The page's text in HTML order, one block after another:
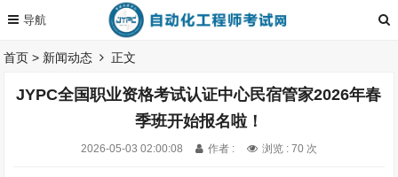
首页 > 新闻动态 正文
JYPC全国职业资格考试认证中心民宿管家2026年春
季班开始报名啦！
2026-05-03 02:00:08 作者 : 浏览 : 70 次